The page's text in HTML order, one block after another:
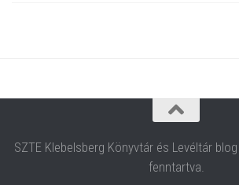
SZTE Klebelsberg Könyvtár és Levéltár
fenntartva.